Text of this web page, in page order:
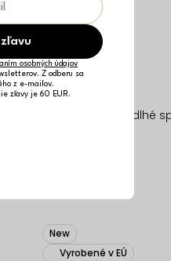
Modré saténové dlhé
New
Vyrobené v EÚ
osobných údajov
Z odberu sa
z e-mailov.
zľavy je 60 EUR.